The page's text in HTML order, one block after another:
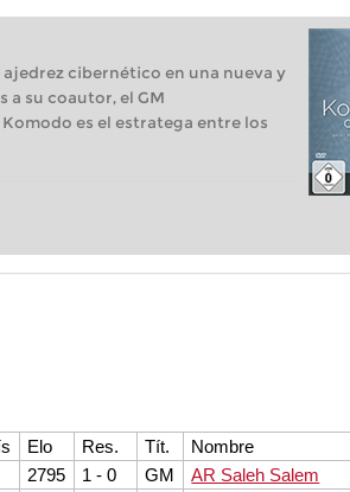
cibernético en una nueva y
a su coautor, el GM
es el estratega entre los
Elo Res. Tít. Nombre
2795 1 - 0 GM AR Saleh Salem